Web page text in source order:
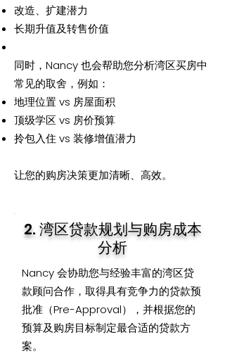
改造、扩建潜力
长期升值及转售价值
同时，Nancy 也会帮助您分析湾区买房中
常见的取舍，例如：
地理位置 vs 房屋面积
顶级学区 vs 房价预算
拎包入住 vs 装修增值潜力
让您的购房决策更加清晰、高效。
2. 湾区贷款规划与购房成本
分析
Nancy 会协助您与经验丰富的湾区贷
款顾问合作，取得具有竞争力的贷款预
批准（Pre-Approval），并根据您的
预算及购房目标制定最合适的贷款方
案。